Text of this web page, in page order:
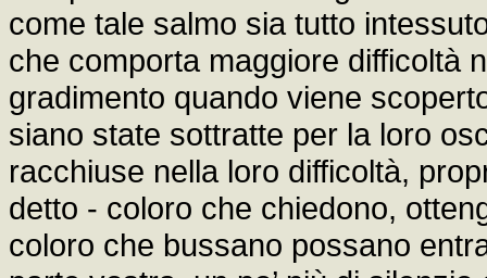
come tale salmo sia tutto
che comporta maggiore difficoltà
gradimento quando viene
siano state sottratte per la loro
racchiuse nella loro difficoltà,
detto - coloro che chiedono,
coloro che bussano possano